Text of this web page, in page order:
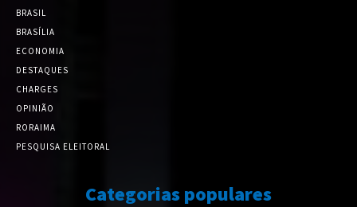
BRASIL
BRASÍLIA
ECONOMIA
DESTAQUES
CHARGES
OPINIÃO
RORAIMA
PESQUISA ELEITORAL
Categorias populares